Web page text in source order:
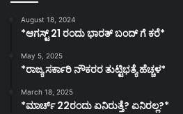
August 18, 2024
*ಆಗಸ್ಟ್ 21 ರಂದು ಭಾರತ್‌ ಬಂದ್‌ ಗೆ ಕರೆ*
May 5, 2025
*ರಾಜ್ಯ ಸರ್ಕಾರಿ ನೌಕರರ ತುಟ್ಟಿಭತ್ಯೆ ಹೆಚ್ಚಳ*
March 18, 2025
*ಮಾರ್ಚ್ 22ರಂದು ಏನಿರುತ್ತೆ? ಏನಿರಲ್ಲ?*